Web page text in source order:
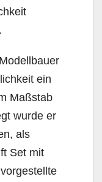
ein
Maßstab
wurde er
als
Set mit